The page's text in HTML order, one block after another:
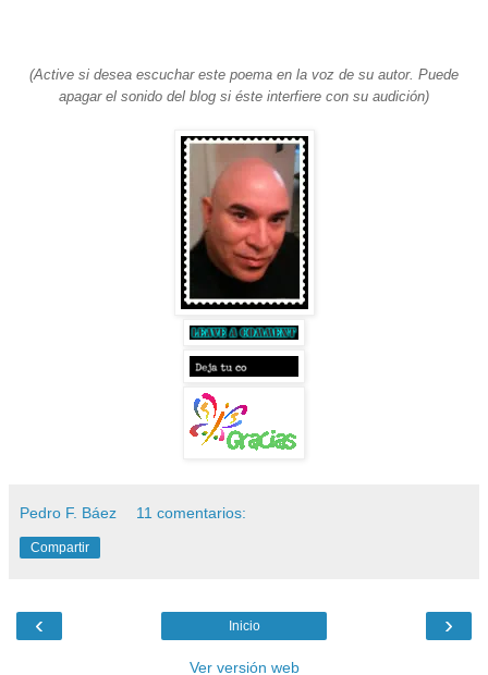
(Active si desea escuchar este poema en la voz de su autor. Puede
apagar el sonido del blog si éste interfiere con su audición)
Pedro F. Báez 11 comentarios:
Compartir
‹ ›
Inicio
Ver versión web